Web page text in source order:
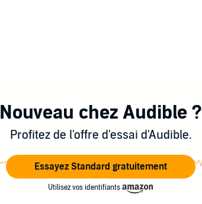
Nouveau chez Audible ?
Profitez de l'offre d'essai d'Audible.
Essayez Standard gratuitement
Utilisez vos identifiants